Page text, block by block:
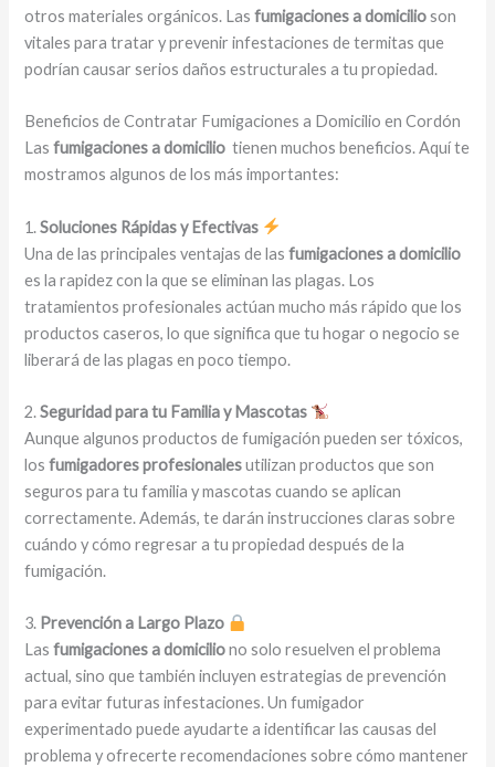
otros materiales orgánicos. Lasfumigaciones a domicilioson
vitales para tratar y prevenir infestaciones de termitas que
podrían causar serios daños estructurales a tu propiedad.
Beneficios de Contratar Fumigaciones a Domicilio en Cordón
Lasfumigaciones a domicilio tienen muchos beneficios. Aquí te
mostramos algunos de los más importantes:
1.Soluciones Rápidas y Efectivas
Una de las principales ventajas de lasfumigaciones a domicilio
es la rapidez con la que se eliminan las plagas. Los
tratamientos profesionales actúan mucho más rápido que los
productos caseros, lo que significa que tu hogar o negocio se
liberará de las plagas en poco tiempo.
2.Seguridad para tu Familia y Mascotas
Aunque algunos productos de fumigación pueden ser tóxicos,
losfumigadores profesionalesutilizan productos que son
seguros para tu familia y mascotas cuando se aplican
correctamente. Además, te darán instrucciones claras sobre
cuándo y cómo regresar a tu propiedad después de la
fumigación.
3. Prevención a Largo Plazo
Lasfumigaciones a domiciliono solo resuelven el problema
actual, sino que también incluyen estrategias de prevención
para evitar futuras infestaciones. Un fumigador
experimentado puede ayudarte a identificar las causas del
problema y ofrecerte recomendaciones sobre cómo mantener